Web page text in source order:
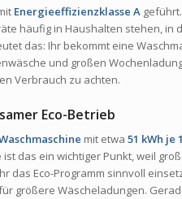
Energieeffizienzklasse A
häufig in Haushalten stehen, in
das: Ihr bekommt eine
und großen
Verbrauch zu achten.
Eco-Betrieb
mit etwa51 kWh je
das ein wichtiger Punkt, weil
das Eco-Programm sinnvoll
größere Wäscheladungen.